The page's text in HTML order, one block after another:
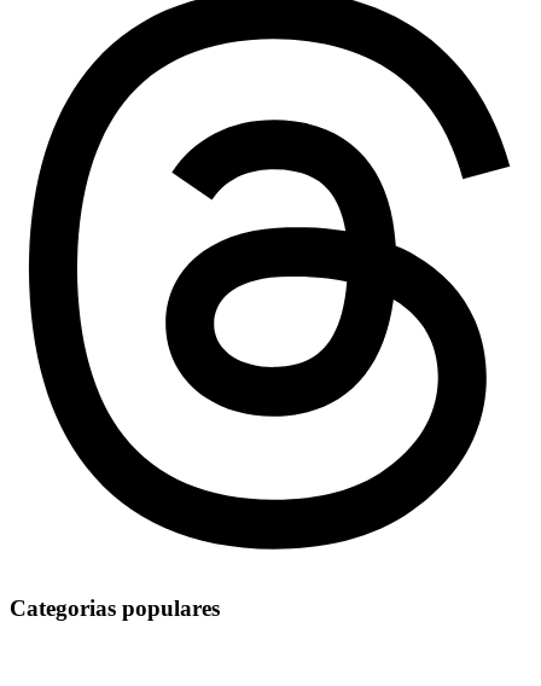
Categorias populares